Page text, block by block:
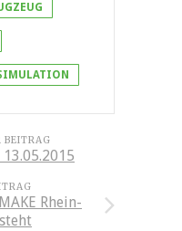
BEITRAG
13.05.2015
Rhein-